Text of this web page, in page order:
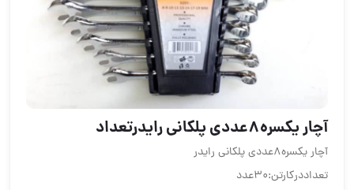
آچار یکسره8عددی پلکانی رایدرتعداد
آچار یکسره8عددی پلکانی رایدر
تعداددرکارتن:30عدد